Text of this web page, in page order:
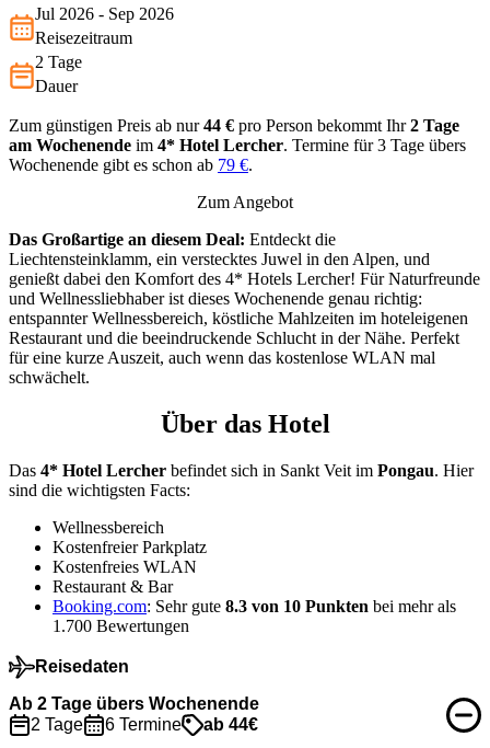
Nähe. Perfe…
Jul 2026 - Sep 2026
Reisezeitraum
2 Tage
Dauer
Zum günstigen Preis ab nur44 € pro Person bekommt Ihr2 Tage
am Wochenende im 4* Hotel Lercher. Termine für 3 Tage übers
Wochenende gibt es schon ab 79 €.
Zum Angebot
Das Großartige an diesem Deal: Entdeckt die
Liechtensteinklamm, ein verstecktes Juwel in den Alpen, und
genießt dabei den Komfort des 4* Hotels Lercher! Für Naturfreunde
und Wellnessliebhaber ist dieses Wochenende genau richtig:
entspannter Wellnessbereich, köstliche Mahlzeiten im hoteleigenen
Restaurant und die beeindruckende Schlucht in der Nähe. Perfekt
für eine kurze Auszeit, auch wenn das kostenlose WLAN mal
schwächelt.
Über das Hotel
Das 4* Hotel Lercher befindet sich in Sankt Veit im Pongau. Hier
sind die wichtigsten Facts:
Wellnessbereich
Kostenfreier Parkplatz
Kostenfreies WLAN
Restaurant & Bar
Booking.com: Sehr gute 8.3 von 10 Punkten bei mehr als
1.700 Bewertungen
Reisedaten
Ab 2 Tage übers Wochenende
2 Tage
6 Termine
ab 44€